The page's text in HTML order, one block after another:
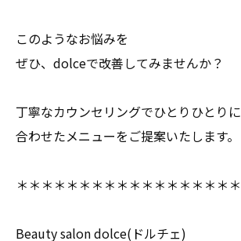
このようなお悩みを
ぜひ、dolceで改善してみませんか？
丁寧なカウンセリングでひとりひとりに
合わせたメニューをご提案いたします。
＊＊＊＊＊＊＊＊＊＊＊＊＊＊＊＊＊＊
Beauty salon dolce(ドルチェ)